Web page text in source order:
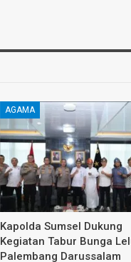
AGAMA
Kapolda Sumsel Dukung
Kegiatan Tabur Bunga
Palembang Darussalam